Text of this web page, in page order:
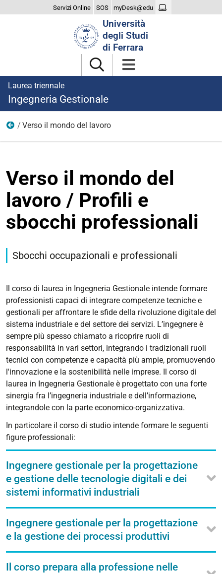
Servizi Online SOS myDesk@edu
Università
degli Studi
di Ferrara
Laurea triennale
Ingegneria Gestionale
Dopo la laurea
Verso il mondo del lavoro
Verso il mondo del
lavoro / Profili e
sbocchi professionali
Sbocchi occupazionali e professionali
Il corso di laurea in Ingegneria Gestionale intende formare
professionisti capaci di integrare competenze tecniche e
gestionali per affrontare le sfide della rivoluzione digitale del
sistema industriale e del settore dei servizi. L’ingegnere è
sempre più spesso chiamato a ricoprire ruoli di
responsabilità in vari settori, integrando i tradizionali ruoli
tecnici con competenze e capacità più ampie, promuovendo
l'innovazione e la sostenibilità nelle imprese. Il corso di
laurea in Ingegneria Gestionale è progettato con una forte
sinergia fra l’ingegneria industriale e dell’informazione,
integrandole con la parte economico-organizzativa.
In particolare il corso di studio intende formare le seguenti
figure professionali:
Ingegnere gestionale per la progettazione
e gestione delle tecnologie digitali e dei
sistemi informativi industriali
Ingegnere gestionale per la progettazione
e la gestione dei processi produttivi
Il corso prepara alla professione nelle